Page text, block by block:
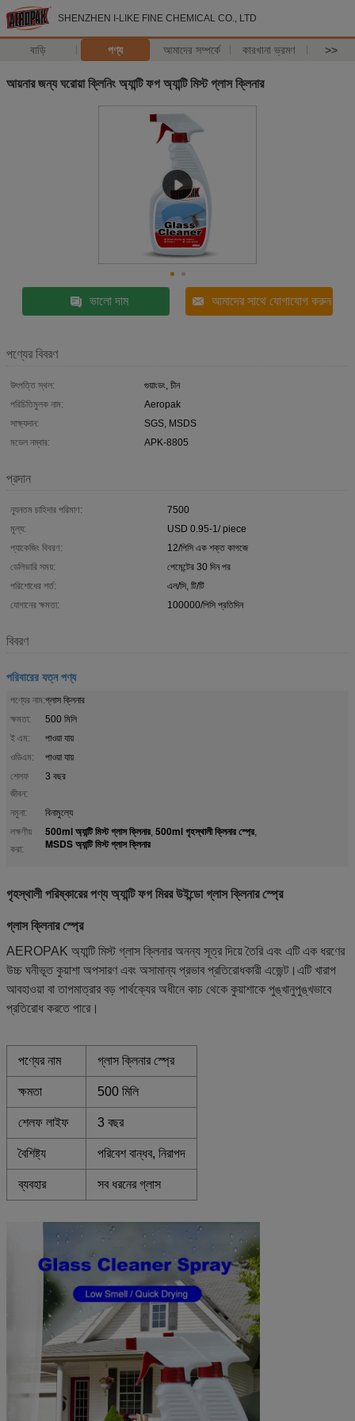
SHENZHEN I-LIKE FINE CHEMICAL CO., LTD
বাড়ি পণ্য আমাদের সম্পর্কে কারখানা ভ্রমণ >>
আয়নার জন্য ঘরোয়া ক্লিনিং অ্যান্টি ফগ অ্যান্টি মিস্ট গ্লাস ক্লিনার
ভালো দাম আমাদের সাথে যোগাযোগ করুন
পণ্যের বিবরণ
উৎপত্তি স্থল:
গুয়াংডং, চীন
পরিচিতিমুলক নাম:
Aeropak
সাক্ষ্যদান:
SGS, MSDS
মডেল নম্বার:
APK-8805
প্রদান
ন্যূনতম চাহিদার পরিমাণ:
7500
মূল্য:
USD 0.95-1/ piece
প্যাকেজিং বিবরণ:
12/পিসি এক শক্ত কাগজে
ডেলিভারি সময়:
পেমেন্টের 30 দিন পর
পরিশোধের শর্ত:
এল/সি, টি/টি
যোগানের ক্ষমতা:
100000/পিসি প্রতিদিন
বিবরণ
পরিবারের যত্ন পণ্য
পণ্যের নাম:গ্লাস ক্লিনার
ক্ষমতা:
500 মিলি
ই এম:
পাওয়া যায়
ওডিএম:
পাওয়া যায়
শেলফ
জীবন:
3 বছর
নমুনা:
বিনামুল্যে
লক্ষণীয়
করা:
500ml অ্যান্টি মিস্ট গ্লাস ক্লিনার, 500ml গৃহস্থালী ক্লিনার স্প্রে,
MSDS অ্যান্টি মিস্ট গ্লাস ক্লিনার
গৃহস্থালী পরিষ্কারের পণ্য অ্যান্টি ফগ মিরর উইন্ডো গ্লাস ক্লিনার স্প্রে
গ্লাস ক্লিনার স্প্রে
AEROPAK অ্যান্টি মিস্ট গ্লাস ক্লিনার অনন্য সূত্র দিয়ে তৈরি এবং এটি এক ধরণের
উচ্চ ঘনীভূত কুয়াশা অপসারণ এবং অসামান্য প্রভাব প্রতিরোধকারী এজেন্ট।এটি খারাপ
আবহাওয়া বা তাপমাত্রার বড় পার্থক্যের অধীনে কাচ থেকে কুয়াশাকে পুঙ্খানুপুঙ্খভাবে
প্রতিরোধ করতে পারে।
পণ্যের নাম গ্লাস ক্লিনার স্প্রে
ক্ষমতা 500 মিলি
শেলফ লাইফ 3 বছর
বৈশিষ্ট্য পরিবেশ বান্ধব, নিরাপদ
ব্যবহার সব ধরনের গ্লাস